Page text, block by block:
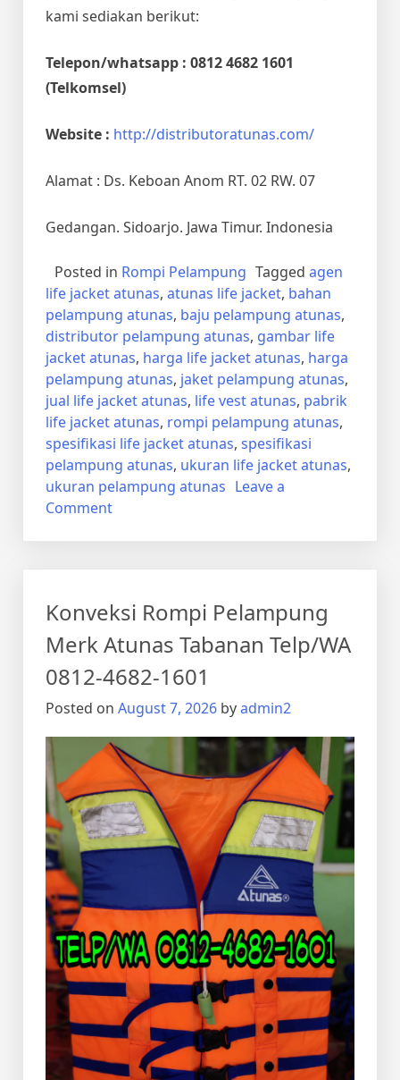
kami sediakan berikut:
Telepon/whatsapp : 0812 4682 1601
(Telkomsel)
Website : http://distributoratunas.com/
Alamat : Ds. Keboan Anom RT. 02 RW. 07
Gedangan. Sidoarjo. Jawa Timur. Indonesia
Posted in Rompi Pelampung Tagged agen
life jacket atunas, atunas life jacket, bahan
pelampung atunas, baju pelampung atunas,
distributor pelampung atunas, gambar life
jacket atunas, harga life jacket atunas, harga
pelampung atunas, jaket pelampung atunas,
jual life jacket atunas, life vest atunas, pabrik
life jacket atunas, rompi pelampung atunas,
spesifikasi life jacket atunas, spesifikasi
pelampung atunas, ukuran life jacket atunas,
ukuran pelampung atunas Leave a
Commenton
Atunas
Tabanan
Telp/WA
0812-
4682-
1601
Konveksi Rompi Pelampung
Merk Atunas Tabanan Telp/WA
0812-4682-1601
Posted on August 7, 2026 byadmin2